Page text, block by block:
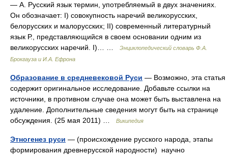
— А. Русский язык термин, употребляемый в двух значениях.
Он обозначает: I) совокупность наречий великорусских,
белорусских и малорусских; II) современный литературный
язык Р., представляющийся в своем основании одним из
великорусских наречий. I)… …
Энциклопедический словарь Ф.А.
Брокгауза и И.А. Ефрона
Образование в средневековой Руси — Возможно, эта статья
содержит оригинальное исследование. Добавьте ссылки на
источники, в противном случае она может быть выставлена на
удаление. Дополнительные сведения могут быть на странице
обсуждения. (25 мая 2011) …
Википедия
Этногенез руси — (происхождение русского народа, этапы
формирования древнерусской народности) научно